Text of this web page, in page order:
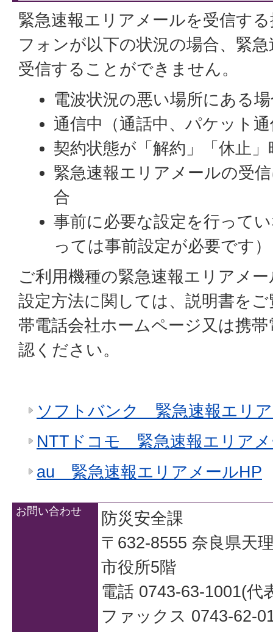
緊急速報エリアメールを受信す
フォンが以下の状況の場合、緊
受信することができません。
電波状況の悪い場所にある
通信中（通話中、パケット
契約状態が「解約」「休止
緊急速報エリアメールの受
合
事前に必要な設定を行って
っては事前設定が必要です）
ご利用機種の緊急速報エリアメ
設定方法に関しては、説明書を
帯電話会社ホームページ又は携
認ください。
ソフトバンク 緊急速報エリ
NTTドコモ 緊急速報エリア
au 緊急速報エリアメールHP
お問い合わせ
防災安全課
〒632-8555 奈良県天
市役所5階
電話 0743-63-1001(代
ファックス 0743-62-